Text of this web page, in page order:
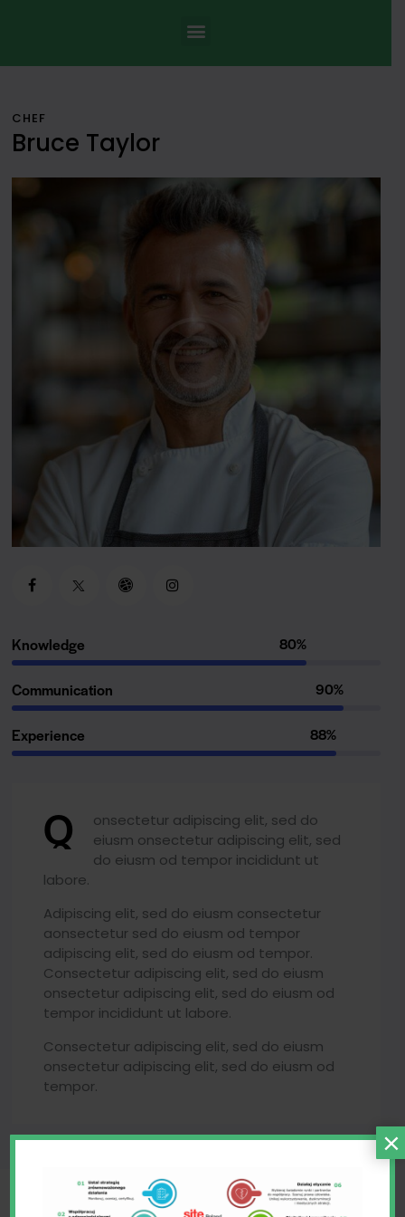
CHEF
Bruce Taylor
Knowledge 80%
Communication 90%
Experience 88%
Q
onsectetur adipiscing elit, sed do
eiusm onsectetur adipiscing elit, sed
do eiusm od tempor incididunt ut
labore.
Adipiscing elit, sed do eiusm consectetur
aonsectetur sed do eiusm od tempor
adipiscing elit, sed do eiusm od tempor.
Consectetur adipiscing elit, sed do eiusm
onsectetur adipiscing elit, sed do eiusm od
tempor incididunt ut labore.
Consectetur adipiscing elit, sed do eiusm
onsectetur adipiscing elit, sed do eiusm od
tempor.
×